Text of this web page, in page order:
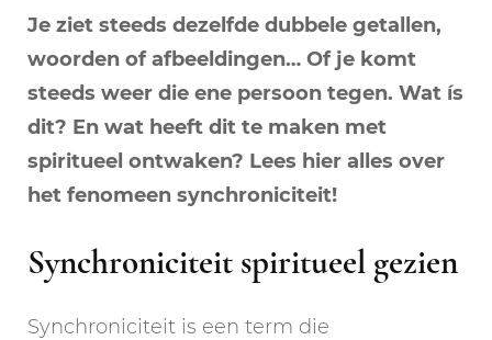
Je ziet steeds dezelfde dubbele getallen,
woorden of afbeeldingen… Of je komt
steeds weer die ene persoon tegen. Wat ís
dit? En wat heeft dit te maken met
spiritueel ontwaken? Lees hier alles over
het fenomeen synchroniciteit!
Synchroniciteit spiritueel gezien
Synchroniciteit is een term die